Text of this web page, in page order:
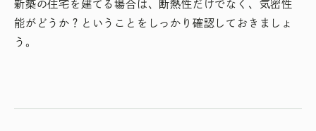
新築の住宅を建てる場合は、断熱性だけでなく、気密性
能がどうか？ということをしっかり確認しておきましょ
う。